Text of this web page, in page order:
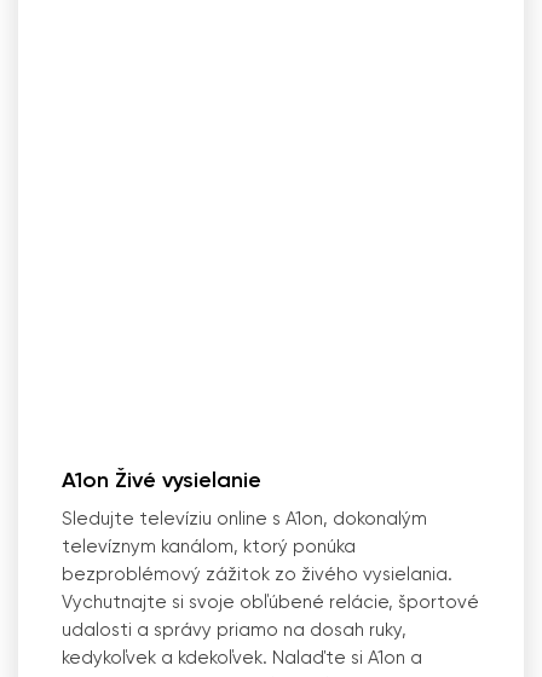
A1on Živé vysielanie
Sledujte televíziu online s A1on, dokonalým
televíznym kanálom, ktorý ponúka
bezproblémový zážitok zo živého vysielania.
Vychutnajte si svoje obľúbené relácie, športové
udalosti a správy priamo na dosah ruky,
kedykoľvek a kdekoľvek. Nalaďte si A1on a